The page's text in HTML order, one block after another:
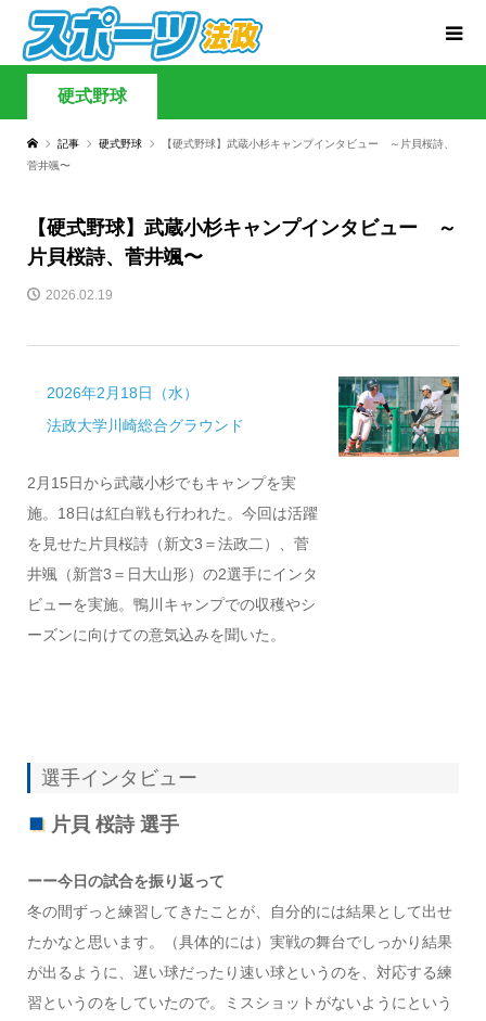
硬式野球
記事 硬式野球
【硬式野球】武蔵小杉キャンプインタビュー ～片貝桜詩、
菅井颯〜
【硬式野球】武蔵小杉キャンプインタビュー ～
片貝桜詩、菅井颯〜
2026.02.19
2026年2月18日（水）
法政大学川崎総合グラウンド
2月15日から武蔵小杉でもキャンプを実
施。18日は紅白戦も行われた。今回は活躍
を見せた片貝桜詩（新文3＝法政二）、菅
井颯（新営3＝日大山形）の2選手にインタ
ビューを実施。鴨川キャンプでの収穫やシ
ーズンに向けての意気込みを聞いた。
選手インタビュー
片貝 桜詩 選手
ーー今日の試合を振り返って
冬の間ずっと練習してきたことが、自分的には結果として出せ
たかなと思います。（具体的には）実戦の舞台でしっかり結果
が出るように、遅い球だったり速い球というのを、対応する練
習というのをしていたので。ミスショットがないようにという